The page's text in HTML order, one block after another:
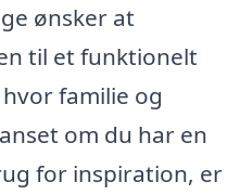
ønsker at
til et funktionelt
familie og
om du har en
for inspiration, er